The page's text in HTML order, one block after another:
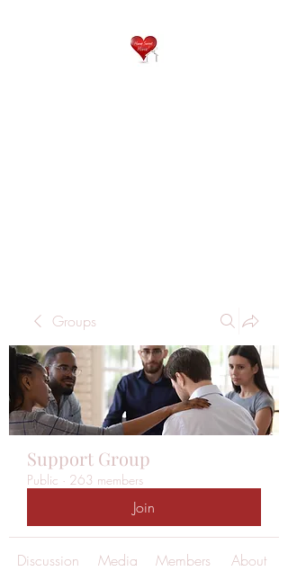
Groups
Support Group
Public · 263 members
Join
Discussion Media Members About